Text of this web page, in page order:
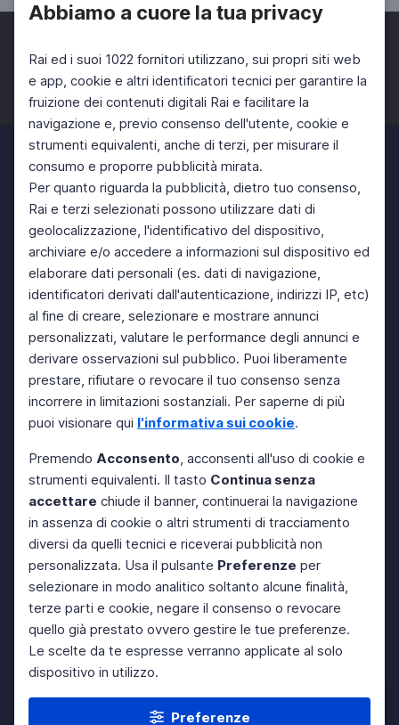
Abbiamo a cuore la tua privacy
Rai ed i suoi 1022 fornitori utilizzano, sui propri siti web
e app, cookie e altri identificatori tecnici per garantire la
fruizione dei contenuti digitali Rai e facilitare la
navigazione e, previo consenso dell'utente, cookie e
strumenti equivalenti, anche di terzi, per misurare il
consumo e proporre pubblicità mirata.
Per quanto riguarda la pubblicità, dietro tuo consenso,
Rai e terzi selezionati possono utilizzare dati di
geolocalizzazione, l'identificativo del dispositivo,
archiviare e/o accedere a informazioni sul dispositivo ed
elaborare dati personali (es. dati di navigazione,
identificatori derivati dall'autenticazione, indirizzi IP, etc)
al fine di creare, selezionare e mostrare annunci
personalizzati, valutare le performance degli annunci e
derivare osservazioni sul pubblico. Puoi liberamente
prestare, rifiutare o revocare il tuo consenso senza
incorrere in limitazioni sostanziali. Per saperne di più
puoi visionare qui l'informativa sui cookie.
Premendo Acconsento, acconsenti all'uso di cookie e
strumenti equivalenti. Il tasto Continua senza
accettare chiude il banner, continuerai la navigazione
in assenza di cookie o altri strumenti di tracciamento
diversi da quelli tecnici e riceverai pubblicità non
personalizzata. Usa il pulsante Preferenze per
selezionare in modo analitico soltanto alcune finalità,
terze parti e cookie, negare il consenso o revocare
quello già prestato ovvero gestire le tue preferenze.
Le scelte da te espresse verranno applicate al solo
dispositivo in utilizzo.
Preferenze
Facebook Twitter Instagram